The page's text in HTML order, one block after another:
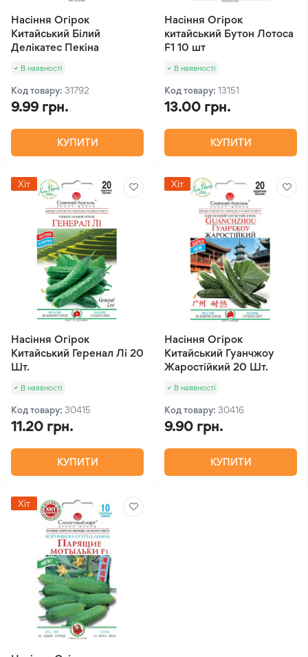
Насіння Огірок
Китайський Білий
Делікатес Пекіна
В наявності
Код товару: 31792
9.99 грн.
КУПИТИ
Насіння Огірок
китайський Бутон Лотоса
F1 10 шт
В наявності
Код товару: 13151
13.00 грн.
КУПИТИ
Хіт
Насіння Огірок
Китайський Геренал Лі 20
Шт.
В наявності
Код товару: 30415
11.20 грн.
КУПИТИ
Хіт
Насіння Огірок
Китайський Гуанчжоу
Жаростійкий 20 Шт.
В наявності
Код товару: 30416
9.90 грн.
КУПИТИ
Хіт